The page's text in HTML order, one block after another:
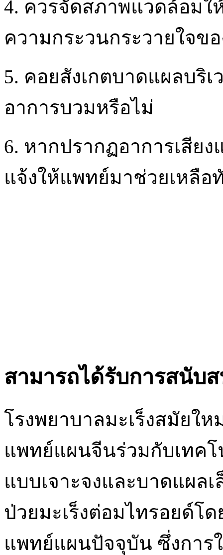
4. ควรจัดสภาพแวดล้อมใ
ความกระวนกระวายใจข
5. คอยสังเกตบาดแผลบริ
อาการบวมหรือไม่
6. หากปรากฏอาการเสีย
แจ้งให้แพทย์มาช่วยเหลือ
สามารถได้รับการสนับ
โรงพยาบาลมะเร็งสมัยใ
แพทย์แผนจีนร่วมกับเทค
แบบเจาะจงและบาดแผล
ป่วยมะเร็งต่อมไทรอยด์
แพทย์แผนปัจจุบัน ซึ่งการ